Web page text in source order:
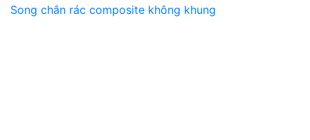
Song chắn rác composite không khung